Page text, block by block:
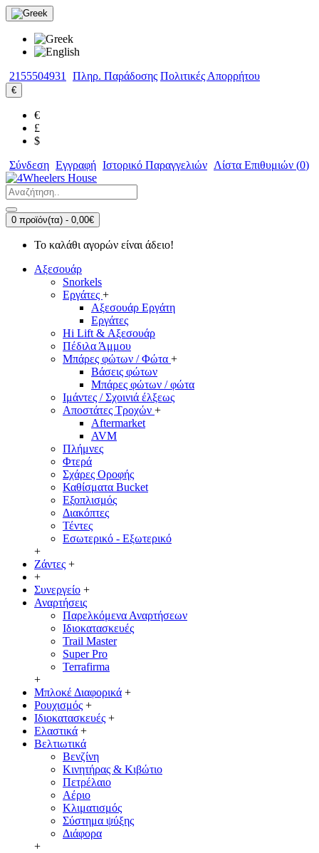
2155504931 Πληρ. Παράδοσης Πολιτικές Απορρήτου
€
€
£
$
Σύνδεση Εγγραφή Ιστορικό Παραγγελιών Λίστα Επιθυμιών (0)
0 προϊόν(τα) - 0,00€
Το καλάθι αγορών είναι άδειο!
Αξεσουάρ
Snorkels
Εργάτες +
Αξεσουάρ Εργάτη
Εργάτες
Hi Lift & Αξεσουάρ
Πέδιλα Άμμου
Μπάρες φώτων / Φώτα +
Βάσεις φώτων
Μπάρες φώτων / φώτα
Ιμάντες / Σχοινιά έλξεως
Αποστάτες Τροχών +
Aftermarket
AVM
Πλήμνες
Φτερά
Σχάρες Οροφής
Καθίσματα Bucket
Εξοπλισμός
Διακόπτες
Τέντες
Εσωτερικό - Εξωτερικό
+
Ζάντες +
+
Συνεργείο +
Αναρτήσεις
Παρελκόμενα Αναρτήσεων
Ιδιοκατασκευές
Trail Master
Super Pro
Terrafirma
+
Μπλοκέ Διαφορικά +
Ρουχισμός +
Ιδιοκατασκευές +
Ελαστικά +
Βελτιωτικά
Βενζίνη
Κινητήρας & Κιβώτιο
Πετρέλαιο
Αέριο
Κλιματισμός
Σύστημα ψύξης
Διάφορα
+